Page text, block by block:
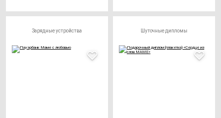
Зарядные устройства Шуточные дипломы